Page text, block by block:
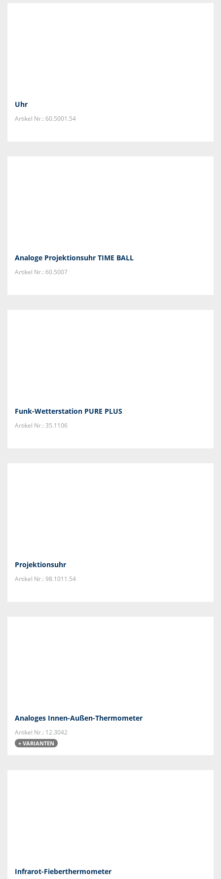
Uhr
Artikel Nr.: 60.5001.54
Analoge Projektionsuhr TIME BALL
Artikel Nr.: 60.5007
Funk-Wetterstation PURE PLUS
Artikel Nr.: 35.1106
Projektionsuhr
Artikel Nr.: 98.1011.54
Analoges Innen-Außen-Thermometer
Artikel Nr.: 12.3042
+ VARIANTEN
Infrarot-Fieberthermometer